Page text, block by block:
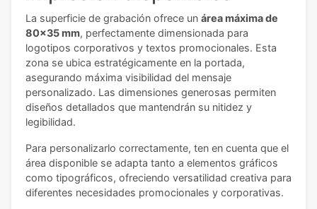
La superficie de grabación ofrece un área máxima de
80x35 mm, perfectamente dimensionada para
logotipos corporativos y textos promocionales. Esta
zona se ubica estratégicamente en la portada,
asegurando máxima visibilidad del mensaje
personalizado. Las dimensiones generosas permiten
diseños detallados que mantendrán su nitidez y
legibilidad.
Para personalizarlo correctamente, ten en cuenta que el
área disponible se adapta tanto a elementos gráficos
como tipográficos, ofreciendo versatilidad creativa para
diferentes necesidades promocionales y corporativas.